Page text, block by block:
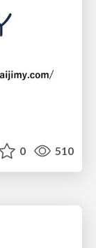
0 510